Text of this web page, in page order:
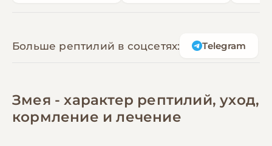
Больше рептилий в соцсетях: Telegram
Змея - характер рептилий, уход,
кормление и лечение